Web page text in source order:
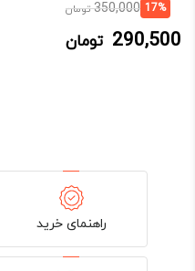
17%
350,000 تومانقیمت
290,500 تومان
قیمت
290,500 تومان.
راهنمای خرید